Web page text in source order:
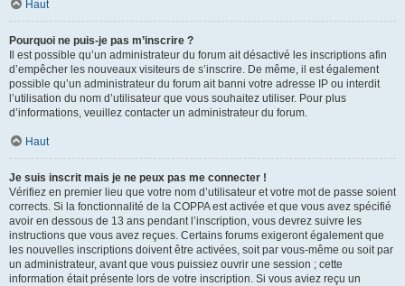
Haut
Pourquoi ne puis-je pas m’inscrire ?
Il est possible qu’un administrateur du forum ait désactivé les inscriptions afin
d’empêcher les nouveaux visiteurs de s’inscrire. De même, il est également
possible qu’un administrateur du forum ait banni votre adresse IP ou interdit
l’utilisation du nom d’utilisateur que vous souhaitez utiliser. Pour plus
d’informations, veuillez contacter un administrateur du forum.
Haut
Je suis inscrit mais je ne peux pas me connecter !
Vérifiez en premier lieu que votre nom d’utilisateur et votre mot de passe soient
corrects. Si la fonctionnalité de la COPPA est activée et que vous avez spécifié
avoir en dessous de 13 ans pendant l’inscription, vous devrez suivre les
instructions que vous avez reçues. Certains forums exigeront également que
les nouvelles inscriptions doivent être activées, soit par vous-même ou soit par
un administrateur, avant que vous puissiez ouvrir une session ; cette
information était présente lors de votre inscription. Si vous aviez reçu un